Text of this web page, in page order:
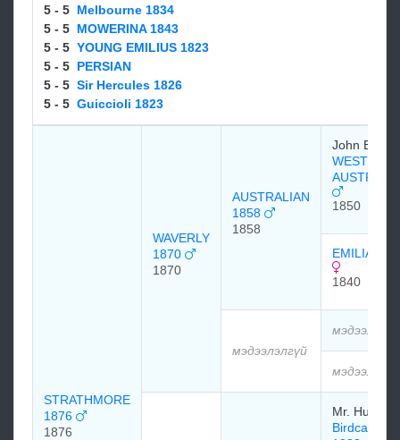
5 - 5 Melbourne 1834
5 - 5 MOWERINA 1843
5 - 5 YOUNG EMILIUS 1823
5 - 5 PERSIAN
5 - 5 Sir Hercules 1826
5 - 5 Guiccioli 1823
STRATHMORE
1876
1876
WAVERLY
1870
1870
AUSTRALIAN
1858
1858
John Bowes
WEST
1850
EMILIA
1840
мэдээлэлгүй
Mr. Hunter
Birdcatcher